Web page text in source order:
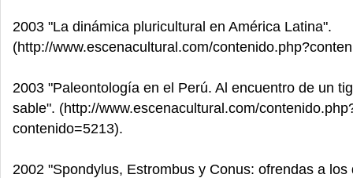
2003 "La dinámica pluricultural en América Latina".
(http://www.escenacultural.com/
2003 "Paleontología en el Perú. Al encuentro de un
sable". (http://www.escenacultural.com/
contenido=5213).
2002 "Spondylus, Estrombus y Conus: ofrendas a los